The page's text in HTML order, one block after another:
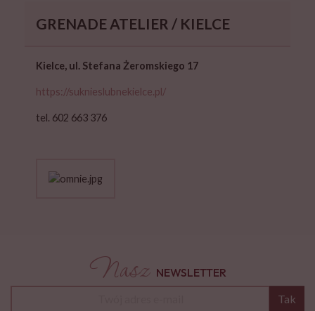
GRENADE ATELIER / KIELCE
Kielce, ul. Stefana Żeromskiego 17
https://suknieslubnekielce.pl/
tel. 602 663 376
Nasz NEWSLETTER
Tak